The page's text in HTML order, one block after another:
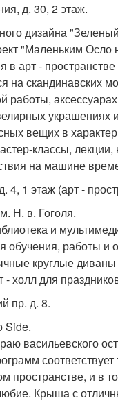
д. 30, 2 этаж.
дизайна
"Маленьким Осло
в арт -
на скандинавских
работы,
украшениях
вещих в
классы,
на машине
4, 1 этаж (арт -
Н. в. Гоголя.
и
обучения, работы и
круглые диваны
- холл для
пр. д. 8.
Side.
васильевского
соответствует
пространстве, и в
Крыша с